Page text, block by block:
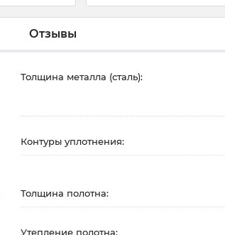
Отзывы
Толщина металла (сталь):
Контуры уплотнения:
Толщина полотна:
Утепление полотна: